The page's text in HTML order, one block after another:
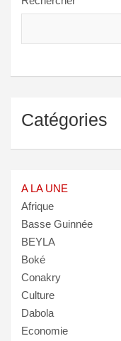
Catégories
A LA UNE
Afrique
Basse Guinnée
BEYLA
Boké
Conakry
Culture
Dabola
Economie